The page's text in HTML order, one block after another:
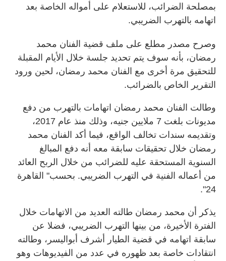
بمصلحة الضرائب، للاستعلام على أمواله الخاصة بعد
اتهامه بالتهرب الضريبي.
وصرح مصدر مطلع على ملف قضية الفنان محمد
رمضان، بأنه سوف يتم تحديد جلسة خلال الأيام المقبلة
للتحقيق مرة أخرى مع الفنان محمد رمضان، لحين ورود
التقرير الخاص بالضرائب.
وطالت الفنان محمد رمضان اتهامات بالتهرب من دفع
مديونات بلغت 7 ملايين جنيه، وذلك منذ عام 2017،
وتقديمه سندات تخالف الواقع، فيما أكد الفنان محمد
رمضان خلال تحقيقات سابقة معه أنه دفع المبالغ
السنوية المستحقة عليه للضرائب من خلال الربح العائد
من أعماله الفنية في التهرب الضريبي. بحسب" القاهرة
24".
يذكر أن محمد رمضان طالته العديد من الاتهامات خلال
الفترة الأخيرة، من بينها التهرب الضريبي، فضلا عن
سابقة اتهامه في قضية الطيار أشرف أبواليسر، وطالته
انتقادات خاصة بعد ظهوره في عدد من الفيديوهات وهو